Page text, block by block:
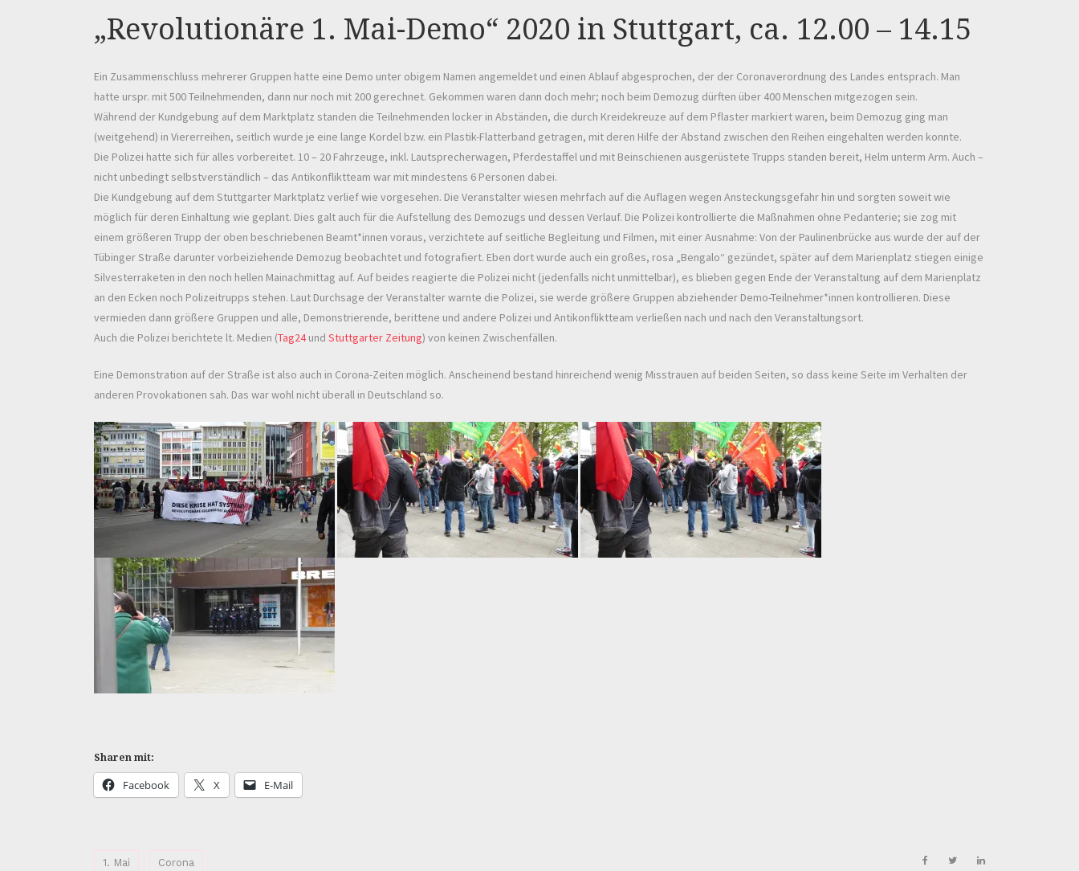
„Revolutionäre 1. Mai-Demo“ 2020 in Stuttgart, ca. 12.00 – 14.15
Ein Zusammenschluss mehrerer Gruppen hatte eine Demo unter obigem Namen angemeldet und einen Ablauf abgesprochen, der der Coronaverordnung des Landes entsprach. Man
hatte urspr. mit 500 Teilnehmenden, dann nur noch mit 200 gerechnet. Gekommen waren dann doch mehr; noch beim Demozug dürften über 400 Menschen mitgezogen sein.
Während der Kundgebung auf dem Marktplatz standen die Teilnehmenden locker in Abständen, die durch Kreidekreuze auf dem Pflaster markiert waren, beim Demozug ging man
(weitgehend) in Viererreihen, seitlich wurde je eine lange Kordel bzw. ein Plastik-Flatterband getragen, mit deren Hilfe der Abstand zwischen den Reihen eingehalten werden konnte.
Die Polizei hatte sich für alles vorbereitet. 10 – 20 Fahrzeuge, inkl. Lautsprecherwagen, Pferdestaffel und mit Beinschienen ausgerüstete Trupps standen bereit, Helm unterm Arm. Auch –
nicht unbedingt selbstverständlich – das Antikonfliktteam war mit mindestens 6 Personen dabei.
Die Kundgebung auf dem Stuttgarter Marktplatz verlief wie vorgesehen. Die Veranstalter wiesen mehrfach auf die Auflagen wegen Ansteckungsgefahr hin und sorgten soweit wie
möglich für deren Einhaltung wie geplant. Dies galt auch für die Aufstellung des Demozugs und dessen Verlauf. Die Polizei kontrollierte die Maßnahmen ohne Pedanterie; sie zog mit
einem größeren Trupp der oben beschriebenen Beamt*innen voraus, verzichtete auf seitliche Begleitung und Filmen, mit einer Ausnahme: Von der Paulinenbrücke aus wurde der auf der
Tübinger Straße darunter vorbeiziehende Demozug beobachtet und fotografiert. Eben dort wurde auch ein großes, rosa „Bengalo“ gezündet, später auf dem Marienplatz stiegen einige
Silvesterraketen in den noch hellen Mainachmittag auf. Auf beides reagierte die Polizei nicht (jedenfalls nicht unmittelbar), es blieben gegen Ende der Veranstaltung auf dem Marienplatz
an den Ecken noch Polizeitrupps stehen. Laut Durchsage der Veranstalter warnte die Polizei, sie werde größere Gruppen abziehender Demo-Teilnehmer*innen kontrollieren. Diese
vermieden dann größere Gruppen und alle, Demonstrierende, berittene und andere Polizei und Antikonfliktteam verließen nach und nach den Veranstaltungsort.
Auch die Polizei berichtete lt. Medien (Tag24und Stuttgarter Zeitung) von keinen Zwischenfällen.
Eine Demonstration auf der Straße ist also auch in Corona-Zeiten möglich. Anscheinend bestand hinreichend wenig Misstrauen auf beiden Seiten, so dass keine Seite im Verhalten der
anderen Provokationen sah. Das war wohl nicht überall in Deutschland so.
Sharen mit:
Facebook X E-Mail
1. Mai Corona